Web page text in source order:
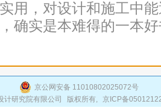
用，对设计和施工中
确实是本难得的一本
京公网安备 11010802025072号
计研究院有限公司 版权所有, 京ICP备